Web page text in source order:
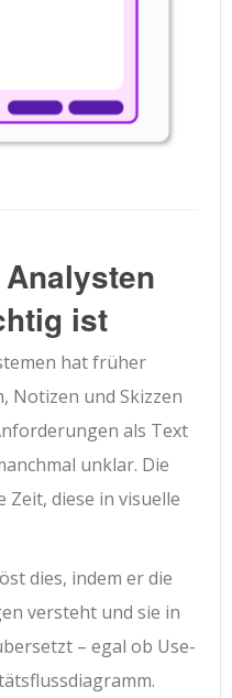
ist
hat früher
Notizen und Skizzen
als Text
unklar. Die
Zeit, diese in visuelle
dies, indem er die
versteht und sie in
– egal ob Use-